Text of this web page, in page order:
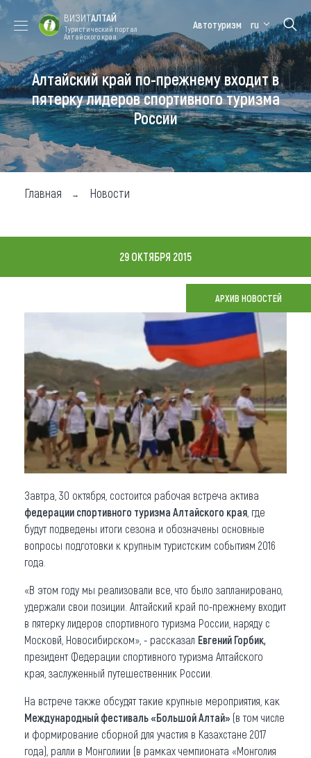
Форум VISIT
ALTAI
Цветение
маральника
Медицинский
форум
Алтайская
зимовка
Туры
Где побывать
Чем заняться
Карта
Что привезти (сувениры)
О регионе
Коллекция впечатлений
Другие рубрики
ВИЗИТАЛТАЙ
Туристический портал
Алтайского края
Автотуризм ru
Алтайский край по-прежнему входит в
пятерку лидеров спортивного туризма
России
Главная Новости
29 ОКТЯБРЯ 2015
АРХИВ НОВОСТЕЙ
Завтра, 30 октября, состоится рабочая встреча актива
федерации спортивного туризма Алтайского края , где
будут подведены итоги сезона и обозначены основные
вопросы подготовки к крупным туристским событиям 2016
года.
«В этом году мы реализовали все, что было запланировано,
удержали свои позиции. Алтайский край по-прежнему входит
в пятерку лидеров спортивного туризма России, наряду с
Московй, Новосибирском», - рассказал Евгений Горбик,
президент Федерации спортивного туризма Алтайского
края, заслуженный путешественник России.
На встрече также обсудят такие крупные мероприятия, как
Международный фестиваль «Большой Алтай» (в том числе
и формирование сборной для участия в Казахстане 2017
года), ралли в Монголиии (в рамках чемпионата «Монголия